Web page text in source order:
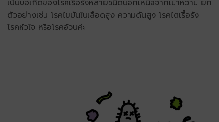
เป็นบ่อเกิดของโรคเรื้อรังหลายชนิดนอกเหนือจากเบาหวาน ยก
ตัวอย่างเช่น โรคไขมันในเลือดสูง ความดันสูง โรคไตเรื้อรัง
โรคหัวใจ หรือโรคอ้วนค่ะ